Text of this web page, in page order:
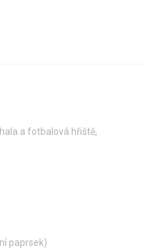
a fotbalová hřiště,
paprsek)